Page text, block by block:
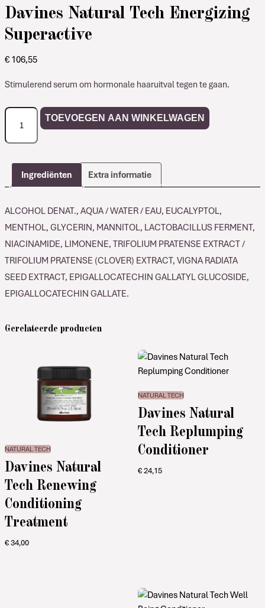
Davines Natural Tech Energizing
Superactive
€ 106,55
Stimulerend serum om hormonale haaruitval tegen te gaan.
Davines
Natural
Tech
Superactive
aantal
TOEVOEGEN AAN WINKELWAGEN
Ingrediënten Extra informatie
ALCOHOL DENAT., AQUA / WATER / EAU, EUCALYPTOL,
MENTHOL, GLYCERIN, MANNITOL, LACTOBACILLUS FERMENT,
NIACINAMIDE, LIMONENE, TRIFOLIUM PRATENSE EXTRACT /
TRIFOLIUM PRATENSE (CLOVER) EXTRACT, VIGNA RADIATA
SEED EXTRACT, EPIGALLOCATECHIN GALLATYL GLUCOSIDE,
EPIGALLOCATECHIN GALLATE.
Gerelateerde producten
NATURAL TECH
Davines Natural
Tech Renewing
Conditioning
Treatment
€34,00
NATURAL TECH
Davines Natural
Tech Replumping
Conditioner
€24,15